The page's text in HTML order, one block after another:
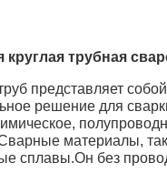
трубная
представляет
решение для
материалы,
сплавы.Он без